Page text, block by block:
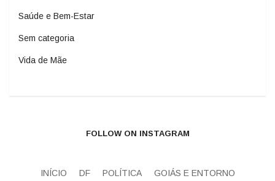
Saúde e Bem-Estar
Sem categoria
Vida de Mãe
FOLLOW ON INSTAGRAM
INÍCIO DF POLÍTICA GOIÁS E ENTORNO